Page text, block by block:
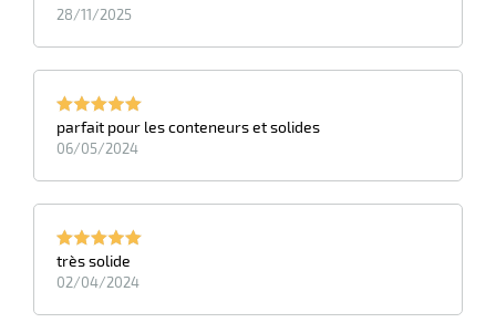
28/11/2025
parfait pour les conteneurs et solides
06/05/2024
très solide
02/04/2024